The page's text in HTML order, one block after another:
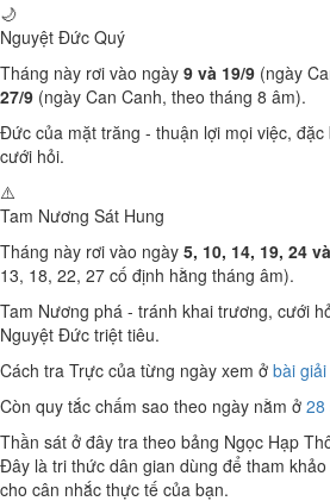
🌙
Nguyệt Đức Quý
Tháng này rơi vào ngày 9 và 19/9 (ngày
27/9 (ngày Can Canh, theo tháng 8 âm).
Đức của mặt trăng - thuận lợi mọi việc,
cưới hỏi.
⚠️
Tam Nương Sát Hung
Tháng này rơi vào ngày 5, 10, 14, 19, 24
13, 18, 22, 27 cố định hằng tháng âm).
Tam Nương phá - tránh khai trương, cưới
Nguyệt Đức triệt tiêu.
Cách tra Trực của từng ngày xem ở bài
Còn quy tắc chấm sao theo ngày nằm ở 28
Thần sát ở đây tra theo bảng Ngọc Hạp
Đây là tri thức dân gian dùng để tham
cho cân nhắc thực tế của bạn.